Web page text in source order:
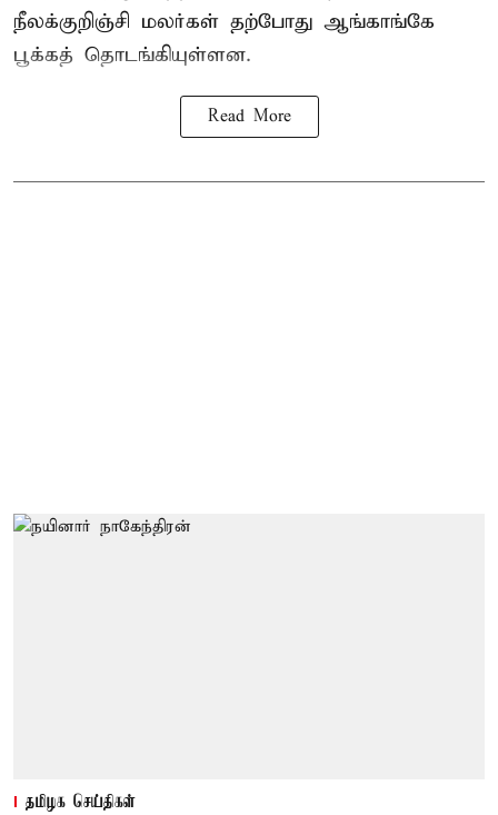
நீலக்குறிஞ்சி மலர்கள் தற்போது ஆங்காங்கே
பூக்கத் தொடங்கியுள்ளன.
Read More
தமிழக செய்திகள்